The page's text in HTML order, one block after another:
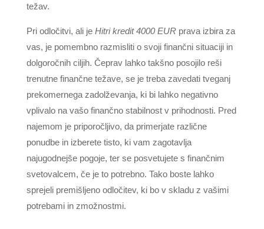
težav.
Pri odločitvi, ali je Hitri kredit 4000 EURprava izbira za
vas, je pomembno razmisliti o svoji finančni situaciji in
dolgoročnih ciljih. Čeprav lahko takšno posojilo reši
trenutne finančne težave, se je treba zavedati tveganj
prekomernega zadolževanja, ki bi lahko negativno
vplivalo na vašo finančno stabilnost v prihodnosti. Pred
najemom je priporočljivo, da primerjate različne
ponudbe in izberete tisto, ki vam zagotavlja
najugodnejše pogoje, ter se posvetujete s finančnim
svetovalcem, če je to potrebno. Tako boste lahko
sprejeli premišljeno odločitev, ki bo v skladu z vašimi
potrebami in zmožnostmi.